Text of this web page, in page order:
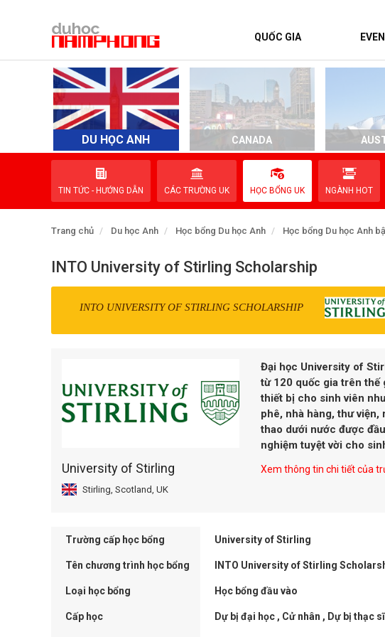
QUỐC GIA
DU HỌC ANH CANADA
TIN TỨC - HƯỚNG DẪN CÁC TRƯỜNG UK HỌC BỔNG UK NGÀNH HOT
Trang chủ Du học Anh Học bổng Du học Anh Học bổng Du học Anh
INTO University of Stirling Scholarship
INTO UNIVERSITY OF STIRLING SCHOLARSHIP
University of Stirling
Stirling, Scotland, UK
Đại học University of
từ 120 quốc gia trên thế
thiết bị cho sinh viên
phê, nhà hàng, thư
thao dưới nước được
nghiệm tuyệt vời cho
Xem thông tin chi tiết của
Trường cấp học bổng University of Stirling
Tên chương trình học bổng INTO University of Stirling
Loại học bổng Học bổng đầu vào
Cấp học Dự bị đại học , Cử nhân , Dự bị thạc
TRANG CHỦ
QUỐC GIA
EVENTS
LIÊN HỆ